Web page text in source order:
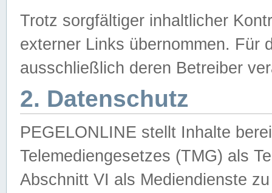
Trotz sorgfältiger inhaltlicher
externer Links übernommen. Für
ausschließlich deren Betreiber
2. Datenschutz
PEGELONLINE stellt Inhalte
Telemediengesetzes (TMG) als
Abschnitt VI als Mediendienste